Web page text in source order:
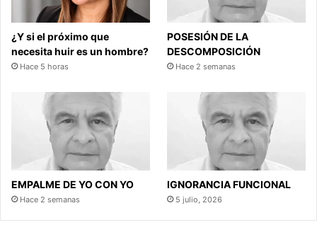
¿Y si el próximo que
necesita huir es un hombre?
Hace 5 horas
POSESIÓN DE LA
DESCOMPOSICIÓN
Hace 2 semanas
EMPALME DE YO CON YO
Hace 2 semanas
IGNORANCIA FUNCIONAL
5 julio, 2026